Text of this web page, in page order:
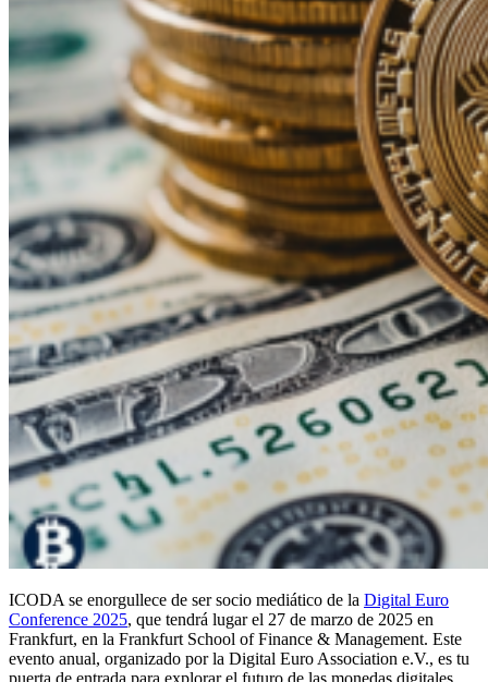
ICODA se enorgullece de ser socio mediático de la Digital Euro
Conference 2025, que tendrá lugar el 27 de marzo de 2025 en
Frankfurt, en la Frankfurt School of Finance & Management. Este
evento anual, organizado por la Digital Euro Association e.V., es tu
puerta de entrada para explorar el futuro de las monedas digitales,